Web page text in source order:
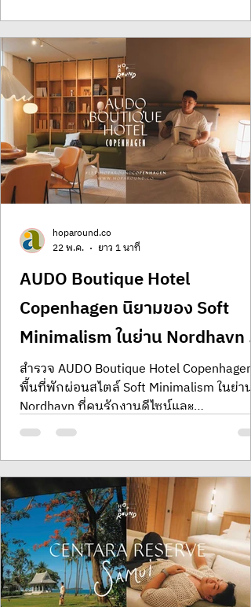
ตอบแรกในใจของนักเดินทางเสมอ
ประวัติศาสตร์ของแบรนด์นี้ย้อนกลับไปได้ไ
ถึงช่วงปลายศตวรรษที่ 19 โดยมีจุดเริ่มต้น
จากวิสัยทัศน์ของ César Ritz ชายชาวสวิสผู้ไ
รับฉายาว่าเป็น "ราชาแห่งคนทำโรงแรม และ
คนทำโรงแรมของพระราชา" เค้าคือผู้ปฏิวัติ
วงการด้วยการนำความประณีตขั้นสุดและกา
บริการ
AUDO Boutique Hotel
Copenhagen นิยามของ Soft
Minimalism ในย่าน Nordhavn ที่
คนรักงานดีไซน์ห้ามพลาด
สำรวจ AUDO Boutique Hotel Copenhagen
พื้นที่พักผ่อนสไตล์ Soft Minimalism ในย่าน
Nordhavn ที่คนรักงานดีไซน์และ
สถาปัตยกรรมห้ามพลาด พาคุณไปสัมผัสกา
โลกไว้ในที่เดียว รีวิว Audo Copenhagen
review โรงแรมน่าพักในโคเปนเฮเกน
design of Audo Boutique Hotel in
Copenhagen featuring Soft Minimalism
furniture by Audo Copenhagen in the
Nordhavn district. งานดีไซน์ภายในโรงแรม
Audo Boutique Hotel ณ เมืองโคเปนเฮเกน
สะท้อนสไตล์ Soft Minimali
hoparound.co
22 พ.ค.
ยาว 1 นาที